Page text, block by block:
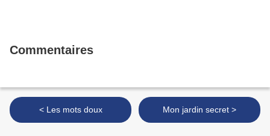
Commentaires
< Les mots doux Mon jardin secret >